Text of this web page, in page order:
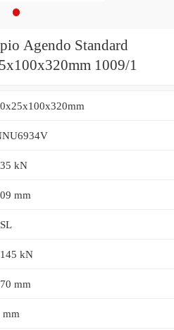
Agendo Standard
1009/1
kN
mm
kN
mm
mm